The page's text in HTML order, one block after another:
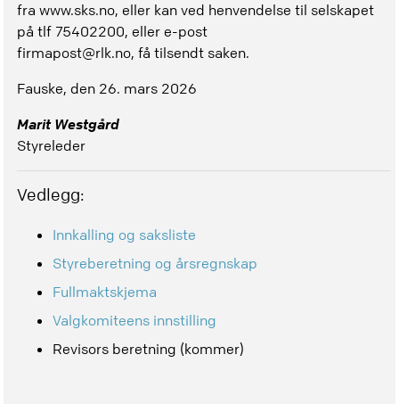
fra www.sks.no, eller kan ved henvendelse til selskapet
på tlf 75402200, eller e-post
firmapost@rlk.no, få tilsendt saken.
Fauske, den 26. mars 2026
Marit Westgård
Styreleder
Vedlegg:
Innkalling og saksliste
Styreberetning og årsregnskap
Fullmaktskjema
Valgkomiteens innstilling
Revisors beretning (kommer)